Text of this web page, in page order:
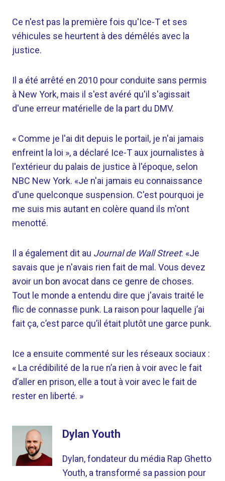
Ce n'est pas la première fois qu'Ice-T et ses
véhicules se heurtent à des démêlés avec la
justice.
Il a été arrêté en 2010 pour conduite sans permis
à New York, mais il s'est avéré qu'il s'agissait
d'une erreur matérielle de la part du DMV.
« Comme je l'ai dit depuis le portail, je n'ai jamais
enfreint la loi », a déclaré Ice-T aux journalistes à
l'extérieur du palais de justice à l'époque, selon
NBC New York. «Je n'ai jamais eu connaissance
d'une quelconque suspension. C'est pourquoi je
me suis mis autant en colère quand ils m'ont
menotté.
Il a également dit au Journal de Wall Street: «Je
savais que je n'avais rien fait de mal. Vous devez
avoir un bon avocat dans ce genre de choses.
Tout le monde a entendu dire que j'avais traité le
flic de connasse punk. La raison pour laquelle j’ai
fait ça, c’est parce qu’il était plutôt une garce punk.
Ice a ensuite commenté sur les réseaux sociaux :
« La crédibilité de la rue n’a rien à voir avec le fait
d’aller en prison, elle a tout à voir avec le fait de
rester en liberté. »
Dylan Youth
Dylan, fondateur du média Rap Ghetto
Youth, a transformé sa passion pour